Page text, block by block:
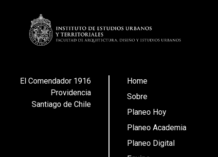
El Comendador 1916
Providencia
Santiago de Chile
Home
Sobre
Planeo Hoy
Planeo Academia
Planeo Digital